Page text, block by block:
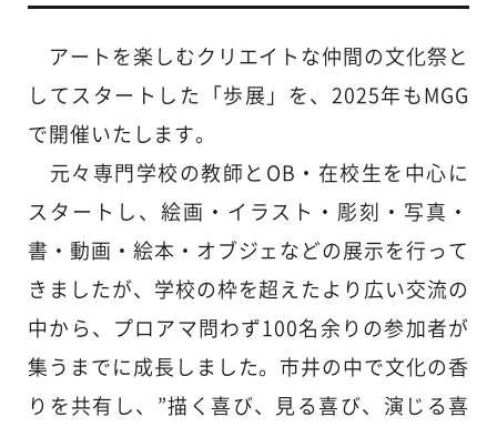
アートを楽しむクリエイトな仲間の文化祭と
してスタートした「歩展」を、2025年もMGG
で開催いたします。
元々専門学校の教師とOB・在校生を中心に
スタートし、絵画・イラスト・彫刻・写真・
書・動画・絵本・オブジェなどの展示を行って
きましたが、学校の枠を超えたより広い交流の
中から、プロアマ問わず100名余りの参加者が
集うまでに成長しました。市井の中で文化の香
りを共有し、”描く喜び、見る喜び、演じる喜